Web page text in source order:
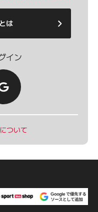
イン
ついて